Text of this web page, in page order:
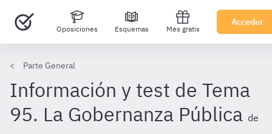
Oposiciones Esquemas Mes gratis
Acceder
Parte General
Información y test de Tema
95. La Gobernanza Pública de